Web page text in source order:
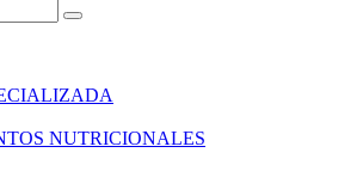
NUTRICIONALES